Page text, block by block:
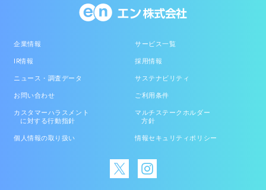
企業情報 サービス一覧
IR情報 採用情報
ニュース・調査データ サステナビリティ
お問い合わせ ご利用条件
カスタマーハラスメント
に対する行動指針
マルチステークホルダー
方針
個人情報の取り扱い 情報セキュリティポリシー